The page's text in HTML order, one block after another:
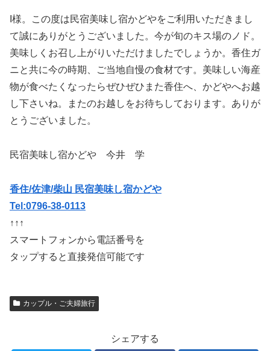
I様。この度は民宿美味し宿かどやをご利用いただきまし
て誠にありがとうございました。今が旬のキス場のノド。
美味しくお召し上がりいただけましたでしょうか。香住ガ
ニと共に今の時期、ご当地自慢の食材です。美味しい海産
物が食べたくなったらぜひぜひまた香住へ、かどやへお越
し下さいね。またのお越しをお待ちしております。ありが
とうございました。
民宿美味し宿かどや 今井 学
香住/佐津/柴山 民宿美味し宿かどや
Tel:0796-38-0113
↑↑↑
スマートフォンから電話番号を
タップすると直接発信可能です
カップル・ご夫婦旅行
シェアする